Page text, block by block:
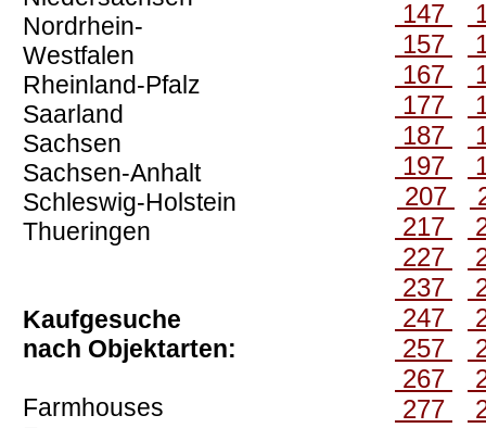
Nordrhein-
Westfalen
Rheinland-Pfalz
Saarland
Sachsen
Sachsen-Anhalt
Schleswig-Holstein
Thueringen
Kaufgesuche
nach Objektarten:
Farmhouses
147
157
167
177
187
197
207
217
227
237
247
257
267
277